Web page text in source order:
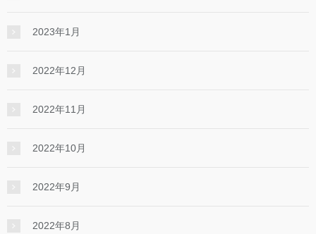
2023年1月
2022年12月
2022年11月
2022年10月
2022年9月
2022年8月